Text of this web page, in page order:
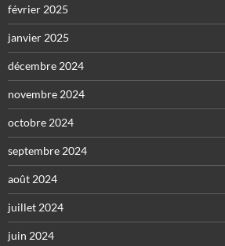
février 2025
janvier 2025
décembre 2024
novembre 2024
octobre 2024
septembre 2024
août 2024
juillet 2024
juin 2024